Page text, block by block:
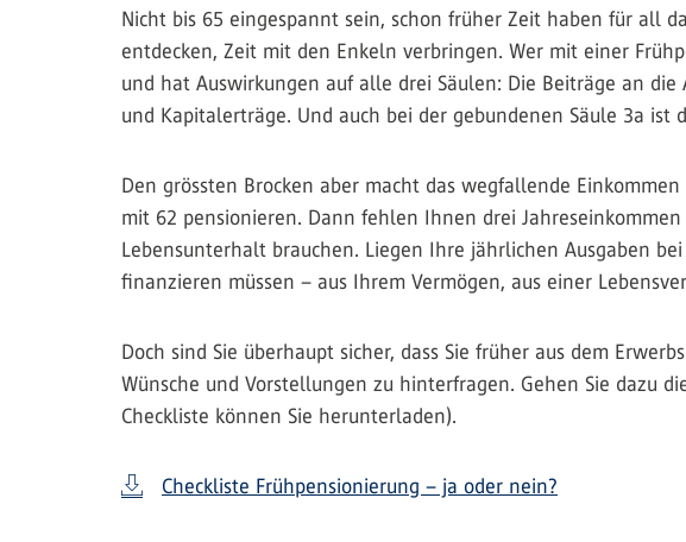
Nicht bis 65 eingespannt sein, schon früher Zeit haben für all
entdecken, Zeit mit den Enkeln verbringen. Wer mit einer
und hat Auswirkungen auf alle drei Säulen: Die Beiträge an
und Kapitalerträge. Und auch bei der gebundenen Säule 3a ist
Den grössten Brocken aber macht das wegfallende
mit 62 pensionieren. Dann fehlen Ihnen drei
Lebensunterhalt brauchen. Liegen Ihre jährlichen Ausgaben
finanzieren müssen – aus Ihrem Vermögen, aus einer
Doch sind Sie überhaupt sicher, dass Sie früher aus dem
Wünsche und Vorstellungen zu hinterfragen. Gehen Sie dazu
Checkliste können Sie herunterladen).
Checkliste Frühpensionierung – ja oder nein?